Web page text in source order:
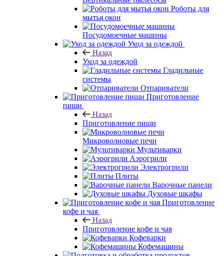
Роботы для
мытья окон
Посудомоечные машины
Уход за одеждой
Назад
Уход за одеждой
Гладильные
системы
Отпариватели
Приготовление
пищи
Назад
Приготовление пищи
Микроволновые печи
Мультиварки
Аэрогрили
Электрогрили
Плиты
Варочные панели
Духовые шкафы
Приготовление
кофе и чая
Назад
Приготовление кофе и чая
Кофеварки
Кофемашины